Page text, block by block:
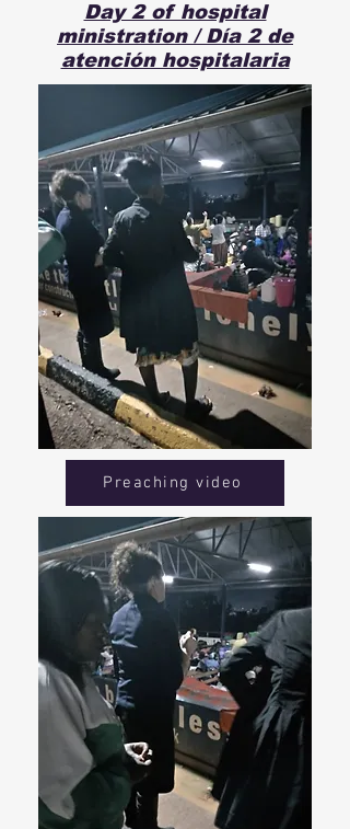
Day 2 of hospital
ministration / Día 2 de
atención hospitalaria
Preaching video